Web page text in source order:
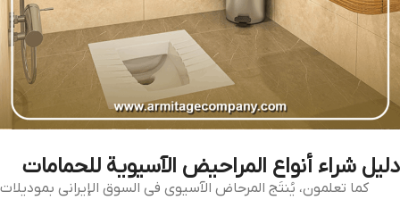
دليل شراء أنواع المراحيض الآسيوية للحمامات
كما تعلمون، يُنتَج المرحاض الآسيوي في السوق الإيراني بموديلات